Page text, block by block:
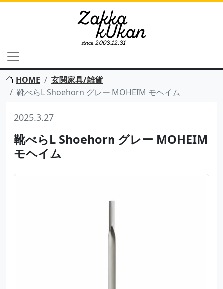
HOME
玄関家具/雑貨
靴べらL Shoehorn グレー MOHEIM モヘイム
2025.3.27
靴べらL Shoehorn グレー MOHEIM
モヘイム